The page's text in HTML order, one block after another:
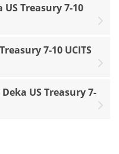
Treasury 7-10
7-10 UCITS
US Treasury 7-